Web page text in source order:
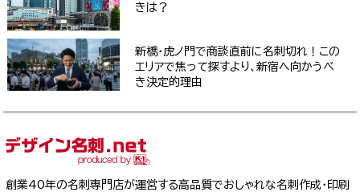
きは？
新橋・虎ノ門で商談直前に名刺切れ！この
エリアで焦って探すより、新宿へ向かうべ
き決定的理由
創業40年の名刺専門店が運営する高品質でおしゃれな名刺作成・印刷